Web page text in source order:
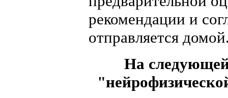
рекомендации и
отправляется
На следующей